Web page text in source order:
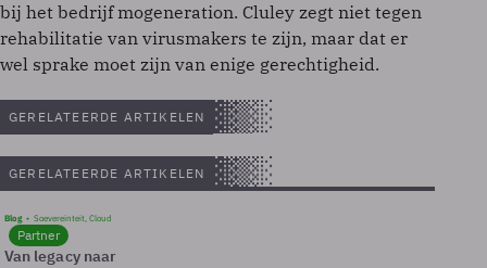
bij het bedrijf mogeneration. Cluley zegt niet tegen
rehabilitatie van virusmakers te zijn, maar dat er
wel sprake moet zijn van enige gerechtigheid.
GERELATEERDE ARTIKELEN
GERELATEERDE ARTIKELEN
Blog Soevereinteit, Cloud
Partner
Van legacy naar